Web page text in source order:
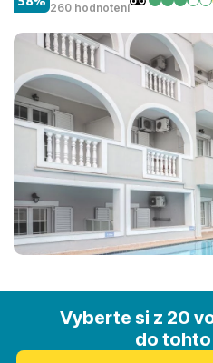
260 hodnotení
Vyberte si z 20
do